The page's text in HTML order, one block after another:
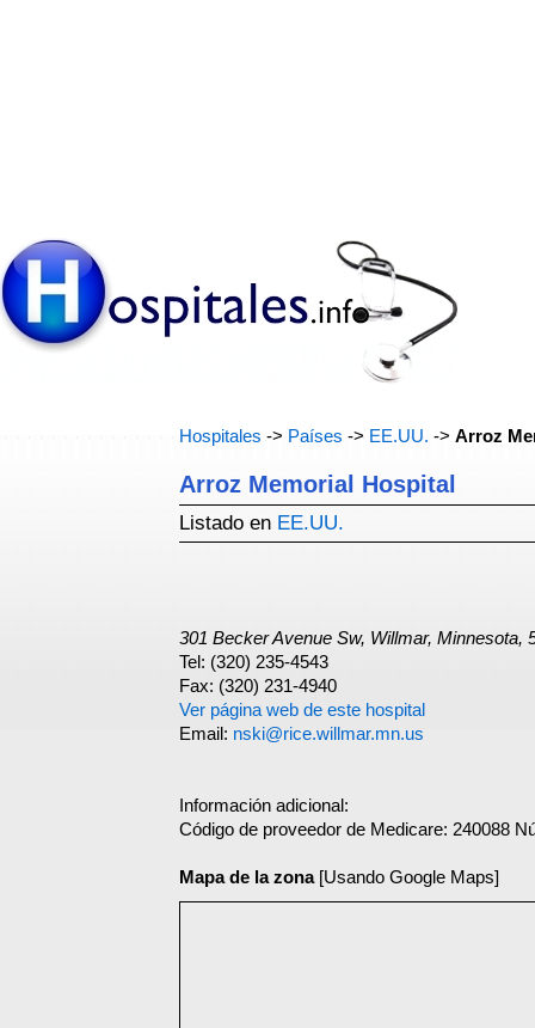
Hospitales -> Países -> EE.UU. -> Arroz
Arroz Memorial Hospital
Listado en EE.UU.
301 Becker Avenue Sw, Willmar, Minnesota,
Tel: (320) 235-4543
Fax: (320) 231-4940
Ver página web de este hospital
Email: nski@rice.willmar.mn.us
Información adicional:
Código de proveedor de Medicare: 240088
Mapa de la zona[Usando Google Maps]